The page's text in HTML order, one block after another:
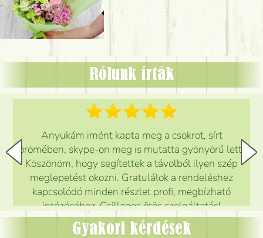
Rólunk írták
Anyukám imént kapta meg a csokrot, sírt
örömében, skype-on meg is mutatta gyönyörű lett.
Köszönöm, hogy segítettek a távolból ilyen szép
meglepetést okozni. Gratulálok a rendeléshez
kapcsolódó minden részlet profi, megbízható
intézéséhez. Csillagos ötös szolgáltatás!
Mónika
Gyakori kérdések